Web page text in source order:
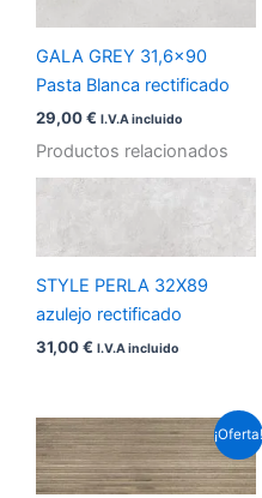
GALA GREY 31,6×90
Pasta Blanca rectificado
29,00€ I.V.A incluido
Productos relacionados
STYLE PERLA 32X89
azulejo rectificado
31,00€ I.V.A incluido
¡Oferta!
El
precio
original
era:
El
precio
actual
es: